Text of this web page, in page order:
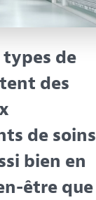
types de
des
de soins
bien en
être que